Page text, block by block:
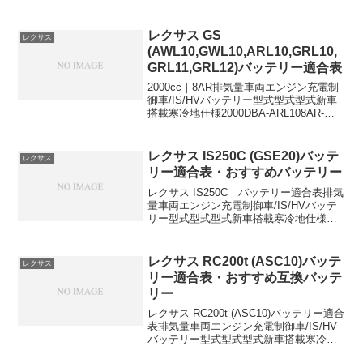
充電制御車...
レクサス
レクサス GS
(AWL10,GWL10,ARL10,GRL10,
GRL11,GRL12)バッテリー適合表
2000cc｜8AR排気量車両エンジン充電制
御車/IS/HVバッテリー型式型式型式新車
搭載寒冷地仕様2000DBA-ARL108AR-
リー...
レクサス
レクサス IS250C (GSE20)バッテ
リー適合表・おすすめバッテリー
レクサス IS250C｜バッテリー適合表排気
量車両エンジン充電制御車/IS/HVバッテ
リー型式型式型式新車搭載寒冷地仕様
パナソニックPanaso...
レクサス
レクサス RC200t (ASC10)バッテ
リー適合表・おすすめ互換バッテ
リー
レクサス RC200t (ASC10)バッテリー適合
表排気量車両エンジン充電制御車/IS/HV
バッテリー型式型式型式新車搭載寒冷地